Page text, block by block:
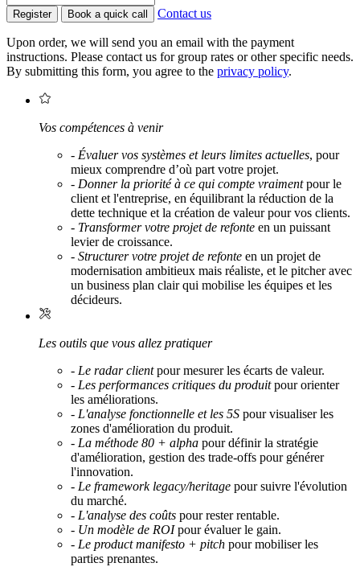
Register Book a quick call Contact us
Upon order, we will send you an email with the payment
instructions. Please contact us for group rates or other specific needs.
By submitting this form, you agree to the privacy policy.
Vos compétences à venir
- Évaluer vos systèmes et leurs limites actuelles, pour
mieux comprendre d’où part votre projet.
- Donner la priorité à ce qui compte vraimentpour le
client et l'entreprise, en équilibrant la réduction de la
dette technique et la création de valeur pour vos clients.
- Transformer votre projet de refonte en un puissant
levier de croissance.
- Structurer votre projet de refonte en un projet de
modernisation ambitieux mais réaliste, et le pitcher avec
un business plan clair qui mobilise les équipes et les
décideurs.
Les outils que vous allez pratiquer
- Le radar clientpour mesurer les écarts de valeur.
- Les performances critiques du produitpour orienter
les améliorations.
- L'analyse fonctionnelle et les 5S pour visualiser les
zones d'amélioration du produit.
- La méthode 80 + alpha pour définir la stratégie
d'amélioration, gestion des trade-offs pour générer
l'innovation.
- Le framework legacy/heritage pour suivre l'évolution
du marché.
- L'analyse des coûts pour rester rentable.
- Un modèle de ROIpour évaluer le gain.
- Le product manifesto + pitch pour mobiliser les
parties prenantes.